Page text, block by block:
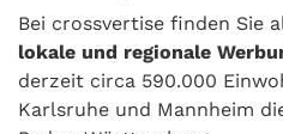
Bei crossvertise finden Sie
lokale und regionale
derzeit circa 590.000
Karlsruhe und Mannheim